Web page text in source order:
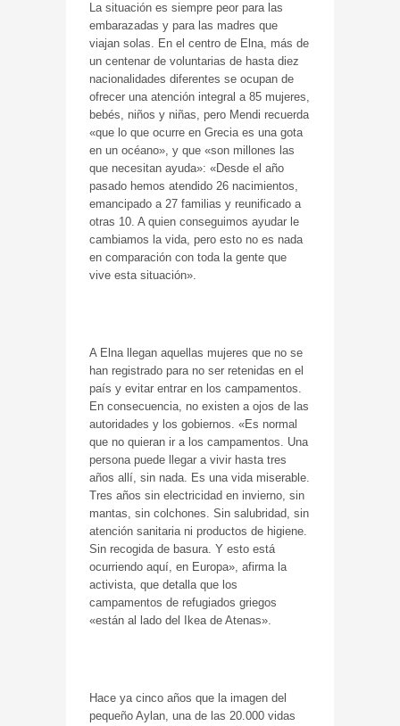
La situación es siempre peor para las
embarazadas y para las madres que
viajan solas. En el centro de Elna, más de
un centenar de voluntarias de hasta diez
nacionalidades diferentes se ocupan de
ofrecer una atención integral a 85 mujeres,
bebés, niños y niñas, pero Mendi recuerda
«que lo que ocurre en Grecia es una gota
en un océano», y que «son millones las
que necesitan ayuda»: «Desde el año
pasado hemos atendido 26 nacimientos,
emancipado a 27 familias y reunificado a
otras 10. A quien conseguimos ayudar le
cambiamos la vida, pero esto no es nada
en comparación con toda la gente que
vive esta situación».
A Elna llegan aquellas mujeres que no se
han registrado para no ser retenidas en el
país y evitar entrar en los campamentos.
En consecuencia, no existen a ojos de las
autoridades y los gobiernos. «Es normal
que no quieran ir a los campamentos. Una
persona puede llegar a vivir hasta tres
años allí, sin nada. Es una vida miserable.
Tres años sin electricidad en invierno, sin
mantas, sin colchones. Sin salubridad, sin
atención sanitaria ni productos de higiene.
Sin recogida de basura. Y esto está
ocurriendo aquí, en Europa», afirma la
activista, que detalla que los
campamentos de refugiados griegos
«están al lado del Ikea de Atenas».
Hace ya cinco años que la imagen del
pequeño Aylan, una de las 20.000 vidas